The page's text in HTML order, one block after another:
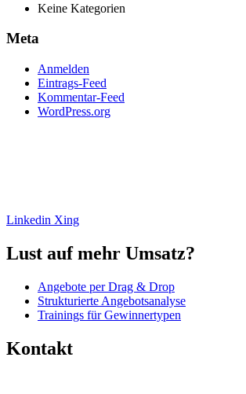
Keine Kategorien
Meta
Anmelden
Eintrags-Feed
Kommentar-Feed
WordPress.org
Linkedin Xing
Lust auf mehr Umsatz?
Angebote per Drag & Drop
Strukturierte Angebotsanalyse
Trainings für Gewinnertypen
Kontakt